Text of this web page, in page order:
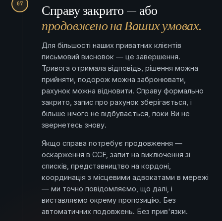
07
Справу закрито — або
продовжено на Ваших умовах.
Для більшості наших приватних клієнтів
письмовий висновок — це завершення.
Тривога отримала відповідь, рішення можна
прийняти, подорож можна забронювати,
рахунок можна відновити. Справу формально
закрито, запис про рахунок зберігається, і
більше нічого не відбувається, поки Ви не
звернетесь знову.
Якщо справа потребує продовження —
оскарження в CCF, запит на виключення зі
списків, представництво на кордоні,
координація з місцевими адвокатами в мережі
— ми точно повідомляємо, що далі, і
виставляємо окрему пропозицію. Без
автоматичних подовжень. Без прив'язки.